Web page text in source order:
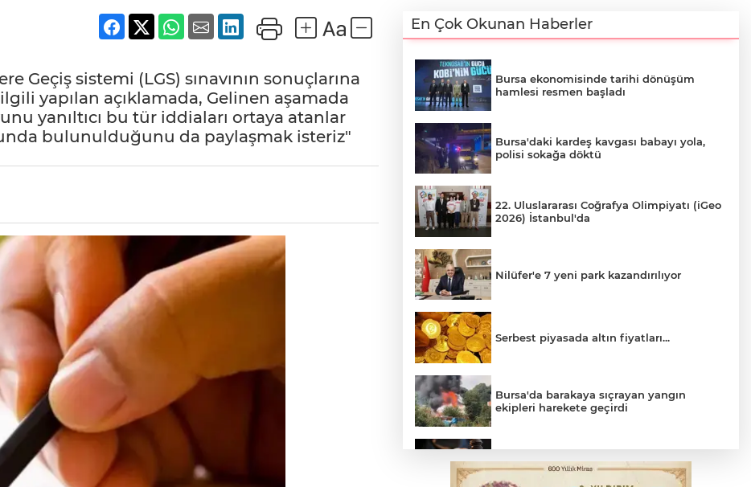
Geçiş sistemi (LGS) sınavının sonuçlarına
yapılan açıklamada, Gelinen aşamada
yanıltıcı bu tür iddiaları ortaya atanlar
bulunulduğunu da paylaşmak isteriz"
En Çok Okunan Haberler
Bursa ekonomisinde tarihi dönüşüm
hamlesi resmen başladı
Bursa'daki kardeş kavgası babayı yola,
polisi sokağa döktü
22. Uluslararası Coğrafya Olimpiyatı (iGeo
2026) İstanbul'da
Nilüfer'e 7 yeni park kazandırılıyor
Serbest piyasada altın fiyatları...
Bursa'da barakaya sıçrayan yangın
ekipleri harekete geçirdi
Yargıtay’dan primle çalışanlara müjde